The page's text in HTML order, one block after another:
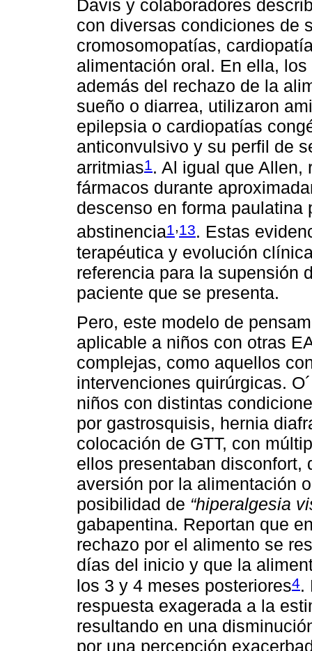
Davis y colaboradores
con diversas condiciones de
cromosomopatías,
alimentación oral. En ella,
además del rechazo de la
sueño o diarrea, utilizaron
epilepsia o cardiopatías
anticonvulsivo y su perfil de
arritmias1. Al igual que Allen,
fármacos durante
descenso en forma paulatina
abstinencia1 ,13. Estas
terapéutica y evolución
referencia para la supensión
paciente que se presenta.
Pero, este modelo de
aplicable a niños con otras
complejas, como aquellos
intervenciones quirúrgicas.
niños con distintas
por gastrosquisis, hernia
colocación de GTT, con
ellos presentaban disconfort,
aversión por la alimentación
posibilidad de “hiperalgesia
gabapentina. Reportan que
rechazo por el alimento se
días del inicio y que la
los 3 y 4 meses posteriores4.
respuesta exagerada a la
resultando en una
por una percepción